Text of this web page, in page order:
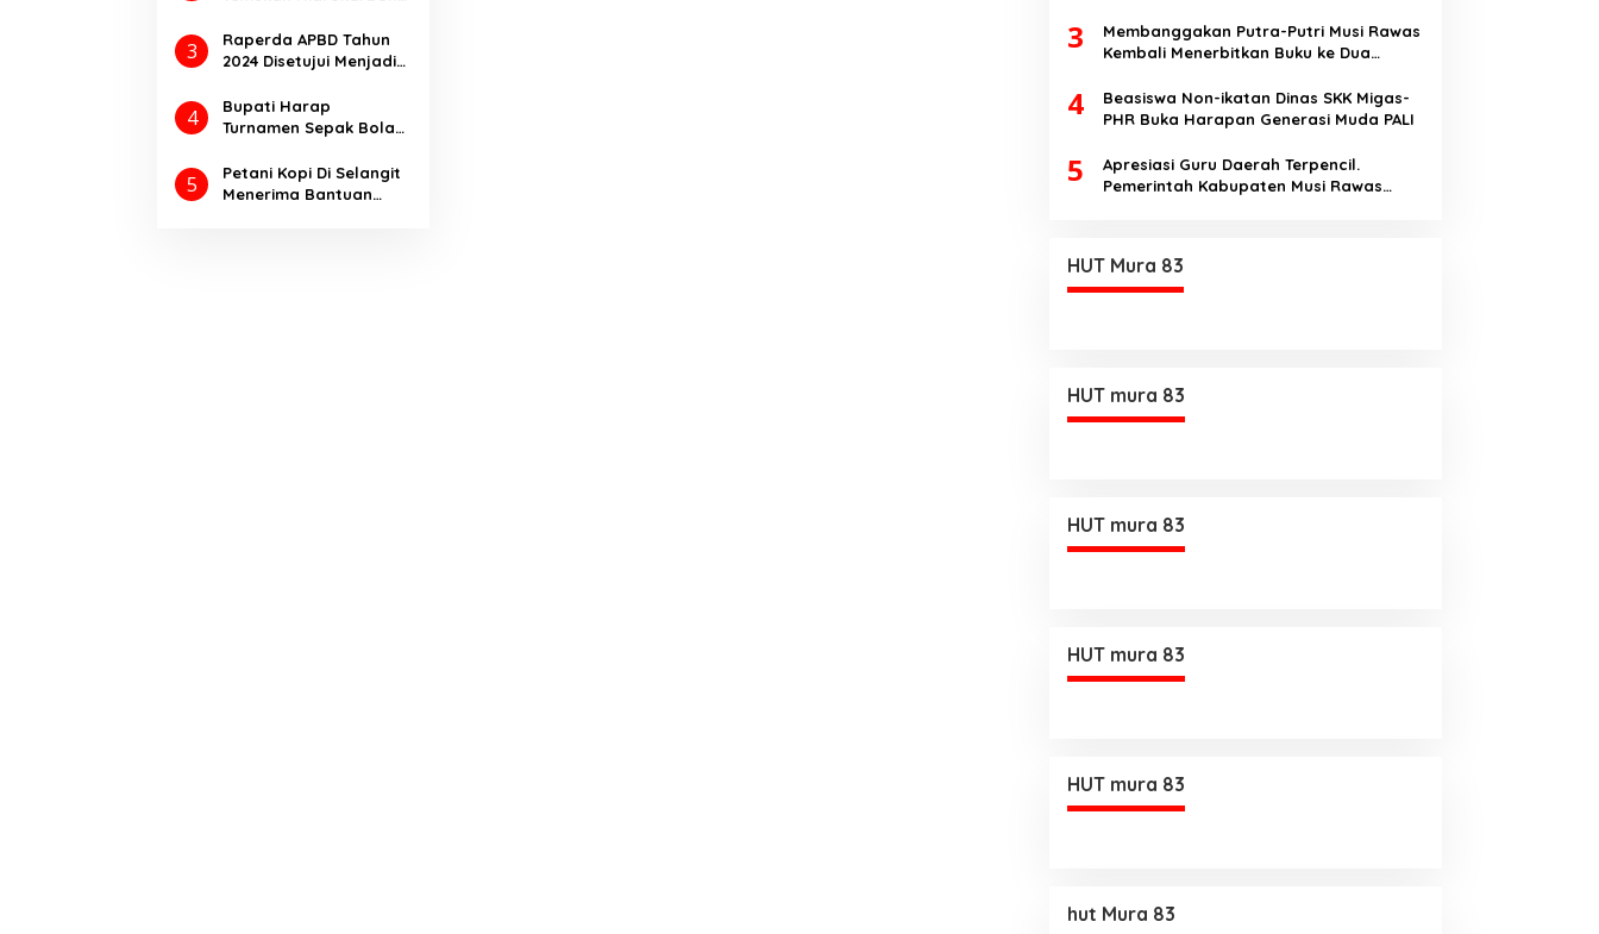
Sumur Eksplorasi
Anggrek Violet
3
Raperda APBD Tahun
2024 Disetujui Menjadi
Catatan
4
Bupati Harap
Turnamen Sepak Bola
Kompetisi
Meningkatkan Prestasi
5
Petani Kopi Di Selangit
Menerima Bantuan
berakhlak
3
Membanggakan Putra-Putri Musi Rawas
Kembali Menerbitkan Buku ke Dua
4
Beasiswa Non-ikatan Dinas SKK Migas-
PHR Buka Harapan Generasi Muda PALI
5
Apresiasi Guru Daerah Terpencil.
Pemerintah Kabupaten Musi Rawas
HUT Mura 83
HUT mura 83
HUT mura 83
HUT mura 83
HUT mura 83
hut Mura 83